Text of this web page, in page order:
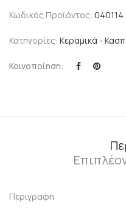
Κωδικός Προϊόντος: 040114
Κατηγορίες: Κεραμικά -
Κοινοποίηση:
Περιγραφή